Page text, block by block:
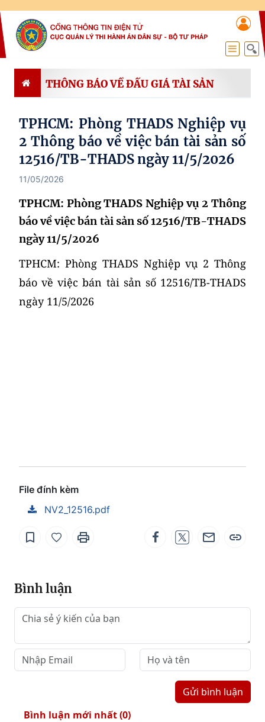
THÔNG BÁO VỀ ĐẤU GIÁ TÀI SẢN
TPHCM: Phòng THADS Nghiệp vụ
2 Thông báo về việc bán tài sản số
12516/TB-THADS ngày 11/5/2026
11/05/2026
TPHCM: Phòng THADS Nghiệp vụ 2 Thông
báo về việc bán tài sản số 12516/TB-THADS
ngày 11/5/2026
TPHCM: Phòng THADS Nghiệp vụ 2 Thông
báo về việc bán tài sản số 12516/TB-THADS
ngày 11/5/2026
File đính kèm
NV2_12516.pdf
Bình luận
Gửi bình luận
Bình luận mới nhất (0)